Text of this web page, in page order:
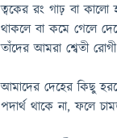
ত্বকের রং গাঢ় বা
থাকলে বা কমে গেলে
তাঁদের আমরা শ্বেতী
আমাদের দেহের কিছু
পদার্থ থাকে না, ফলে